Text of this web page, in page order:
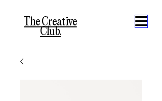
The Creative
Club.